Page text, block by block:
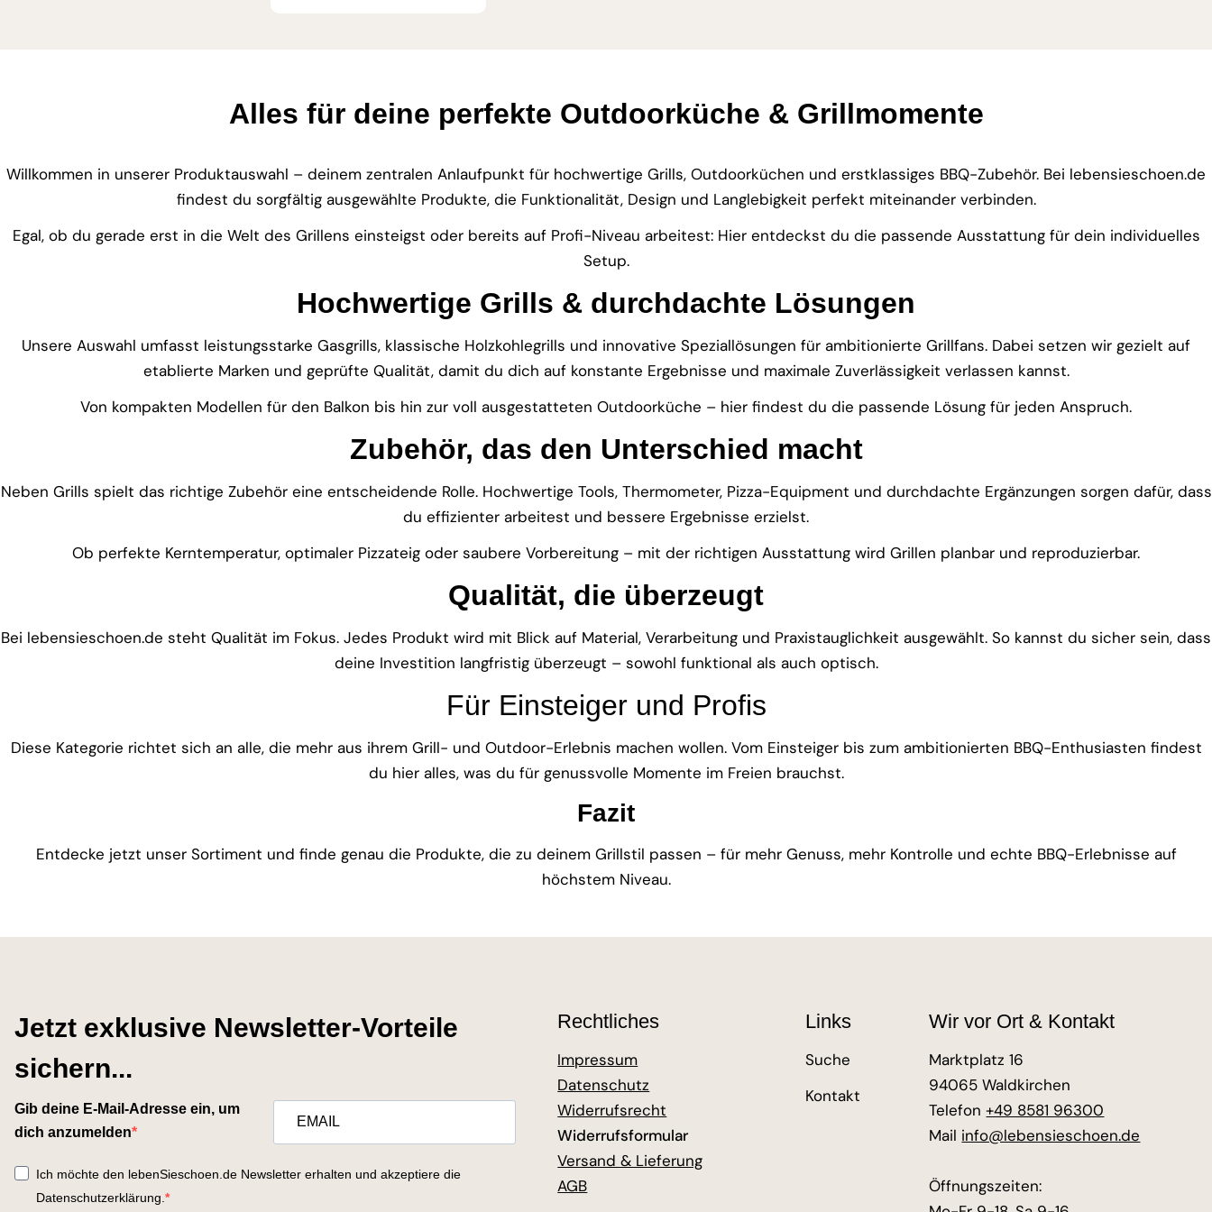
Alles für deine perfekte Outdoorküche & Grillmomente
Willkommen in unserer Produktauswahl – deinem zentralen Anlaufpunkt für hochwertige Grills, Outdoorküchen und erstklassiges BBQ-Zubehör. Bei lebensieschoen.de
findest du sorgfältig ausgewählte Produkte, die Funktionalität, Design und Langlebigkeit perfekt miteinander verbinden.
Egal, ob du gerade erst in die Welt des Grillens einsteigst oder bereits auf Profi-Niveau arbeitest: Hier entdeckst du die passende Ausstattung für dein individuelles
Setup.
Hochwertige Grills & durchdachte Lösungen
Unsere Auswahl umfasst leistungsstarke Gasgrills, klassische Holzkohlegrills und innovative Speziallösungen für ambitionierte Grillfans. Dabei setzen wir gezielt auf
etablierte Marken und geprüfte Qualität, damit du dich auf konstante Ergebnisse und maximale Zuverlässigkeit verlassen kannst.
Von kompakten Modellen für den Balkon bis hin zur voll ausgestatteten Outdoorküche – hier findest du die passende Lösung für jeden Anspruch.
Zubehör, das den Unterschied macht
Neben Grills spielt das richtige Zubehör eine entscheidende Rolle. Hochwertige Tools, Thermometer, Pizza-Equipment und durchdachte Ergänzungen sorgen dafür, dass
du effizienter arbeitest und bessere Ergebnisse erzielst.
Ob perfekte Kerntemperatur, optimaler Pizzateig oder saubere Vorbereitung – mit der richtigen Ausstattung wird Grillen planbar und reproduzierbar.
Qualität, die überzeugt
Bei lebensieschoen.de steht Qualität im Fokus. Jedes Produkt wird mit Blick auf Material, Verarbeitung und Praxistauglichkeit ausgewählt. So kannst du sicher sein, dass
deine Investition langfristig überzeugt – sowohl funktional als auch optisch.
Für Einsteiger und Profis
Diese Kategorie richtet sich an alle, die mehr aus ihrem Grill- und Outdoor-Erlebnis machen wollen. Vom Einsteiger bis zum ambitionierten BBQ-Enthusiasten findest
du hier alles, was du für genussvolle Momente im Freien brauchst.
Fazit
Entdecke jetzt unser Sortiment und finde genau die Produkte, die zu deinem Grillstil passen – für mehr Genuss, mehr Kontrolle und echte BBQ-Erlebnisse auf
höchstem Niveau.
Jetzt exklusive Newsletter-Vorteile
sichern...
Gib deine E-Mail-Adresse ein, um
dich anzumelden
Ich möchte den lebenSieschoen.de Newsletter erhalten und akzeptiere die
Datenschutzerklärung.
Rechtliches
Impressum
Datenschutz
Widerrufsrecht
Widerrufsformular
Versand & Lieferung
AGB
Links
Suche
Kontakt
Wir vor Ort & Kontakt
Marktplatz 16
94065 Waldkirchen
Telefon+49 8581 96300
Mail info@lebensieschoen.de
Öffnungszeiten: